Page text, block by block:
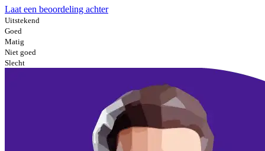
Laat een beoordeling achter
Uitstekend
Goed
Matig
Niet goed
Slecht